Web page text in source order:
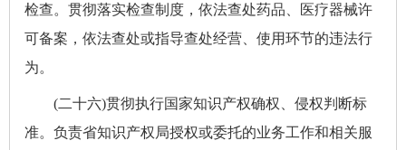
检查。贯彻落实检查制度，依法查处药品、医疗器械许
可备案，依法查处或指导查处经营、使用环节的违法行
为。
(二十六)贯彻执行国家知识产权确权、侵权判断标
准。负责省知识产权局授权或委托的业务工作和相关服